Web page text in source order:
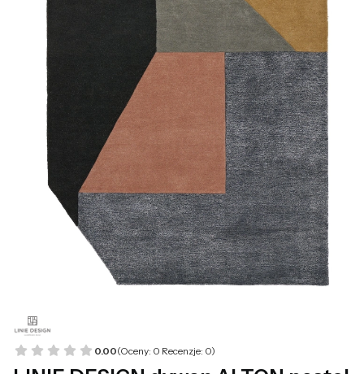
0.00(Oceny: 0 Recenzje: 0)